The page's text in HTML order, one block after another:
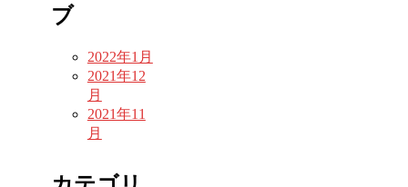
ブ
2022年1月
2021年12
月
2021年11
月